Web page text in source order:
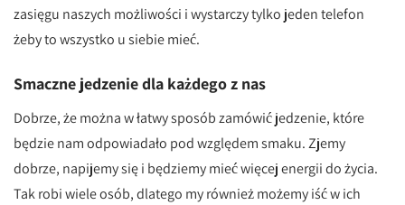
zasięgu naszych możliwości i wystarczy tylko jeden telefon
żeby to wszystko u siebie mieć.
Smaczne jedzenie dla każdego z nas
Dobrze, że można w łatwy sposób zamówić jedzenie, które
będzie nam odpowiadało pod względem smaku. Zjemy
dobrze, napijemy się i będziemy mieć więcej energii do życia.
Tak robi wiele osób, dlatego my również możemy iść w ich